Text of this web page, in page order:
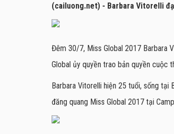
(cailuong.net) - Barbara Vitorelli
Đêm 30/7, Miss Global 2017 Barbara
Global ủy quyền trao bản quyền cuộc
Barbara Vitorelli hiện 25 tuổi, sống tại
đăng quang Miss Global 2017 tại